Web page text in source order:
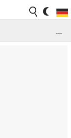
...